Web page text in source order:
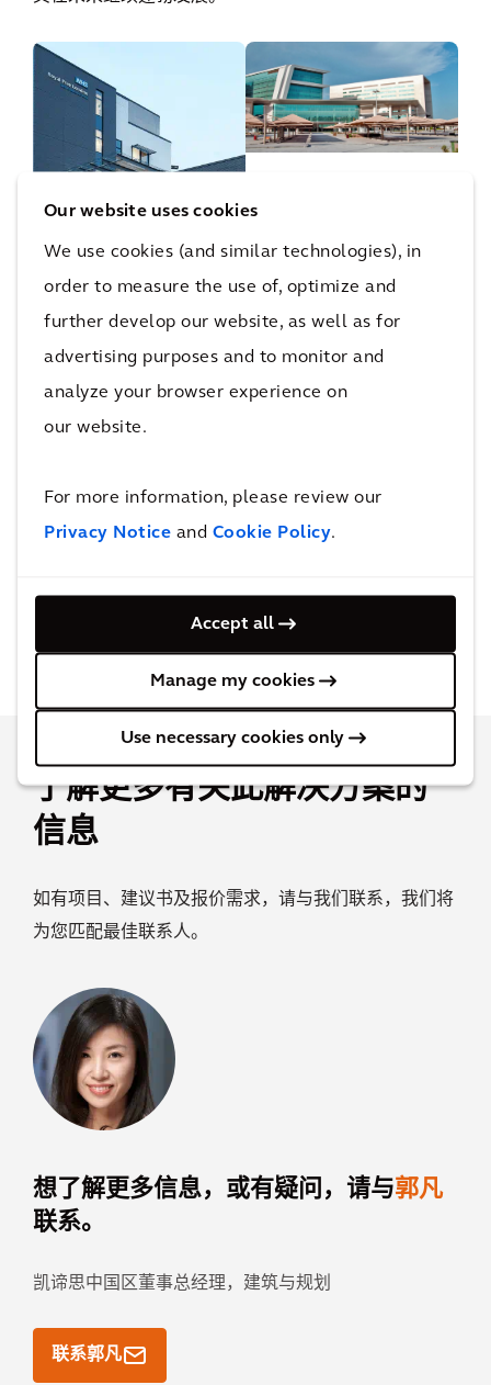
Our website uses cookies
We use cookies (and similar technologies), in
order to measure the use of, optimize and
further develop our website, as well as for
advertising purposes and to monitor and
analyze your browser experience on
our website.
For more information, please review our
Privacy Notice and Cookie Policy.
Accept all
Manage my cookies
Use necessary cookies only
英国Chase
所有建筑与规划项目
了解更多关于建筑与规划的信息
建筑与规划设计为应对重大城市挑战、塑造全球
城市和社区提供了机遇。
了解更多有关此解决方案的
信息
如有项目、建议书及报价需求，请与我们联系，我们将
为您匹配最佳联系人。
想了解更多信息，或有疑问，请与郭凡
联系。
凯谛思中国区董事总经理，建筑与规划
联系郭凡